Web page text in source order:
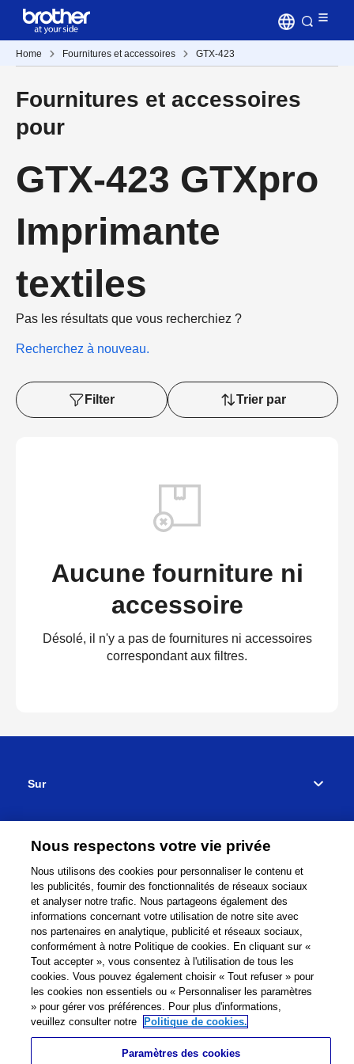
Home Fournitures et accessoires GTX-423
Fournitures et accessoires
pour
GTX-423 GTXpro
Imprimante
textiles
Pas les résultats que vous recherchiez ?
Recherchez à nouveau.
Filter Trier par
Aucune fourniture ni
accessoire
Désolé, il n'y a pas de fournitures ni accessoires
correspondant aux filtres.
Sur
Où acheter
Relier
Réseau mondial Termes et Conditions
Politique de confidentialité Cookie Policy
Contactez-nous
Nous respectons votre vie privée
Nous utilisons des cookies pour personnaliser le contenu et
les publicités, fournir des fonctionnalités de réseaux sociaux
et analyser notre trafic. Nous partageons également des
informations concernant votre utilisation de notre site avec
nos partenaires en analytique, publicité et réseaux sociaux,
conformément à notre Politique de cookies. En cliquant sur «
Tout accepter », vous consentez à l'utilisation de tous les
cookies. Vous pouvez également choisir « Tout refuser » pour
les cookies non essentiels ou « Personnaliser les paramètres
» pour gérer vos préférences. Pour plus d'informations,
veuillez consulter notre
Politique de cookies.
Paramètres des cookies